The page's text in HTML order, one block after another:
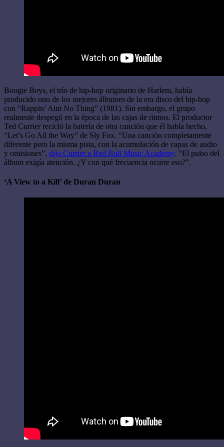
Boogie Boys, el trío de hip-hop originario de Harlem, había
producido uno de los mejores álbumes de la era disco del hip-hop
con “Rappin’ Aint No Thing” (1981). Sin embargo, el grupo
realmente despegó en la época de las cajas de ritmos. El productor
Ted Currier recicló la batería de otra canción que él había hecho,
“Let’s Go All the Way” de Sly Fox. “Una canción completamente
diferente pero la misma pista, con la acumulación de capas de audio
y omisiones”, dijo Currier a Red Bull Music Academy. “El pulso del
álbum exigía atención. ¿Y con qué frecuencia ocurre eso?”.
‘A View to a Kill’ de Duran Duran